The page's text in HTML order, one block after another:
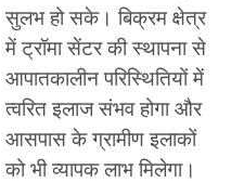
सुलभ हो सके। बिक्रम क्षेत्र
में ट्रॉमा सेंटर की स्थापना से
आपातकालीन परिस्थितियों में
त्वरित इलाज संभव होगा और
आसपास के ग्रामीण इलाकों
को भी व्यापक लाभ मिलेगा।